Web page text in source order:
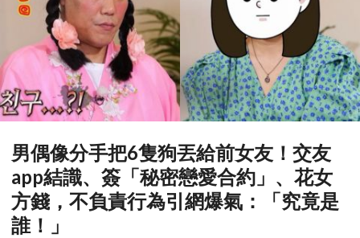
男偶像分手把6隻狗丟給前女友！交友
app結識、簽「秘密戀愛合約」、花女
方錢，不負責行為引網爆氣：「究竟是
誰！」